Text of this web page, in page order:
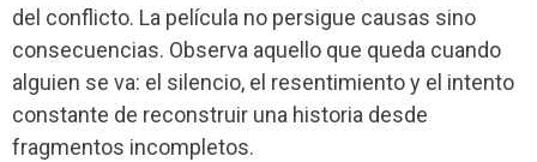
del conflicto. La película no persigue causas sino
consecuencias. Observa aquello que queda cuando
alguien se va: el silencio, el resentimiento y el intento
constante de reconstruir una historia desde
fragmentos incompletos.